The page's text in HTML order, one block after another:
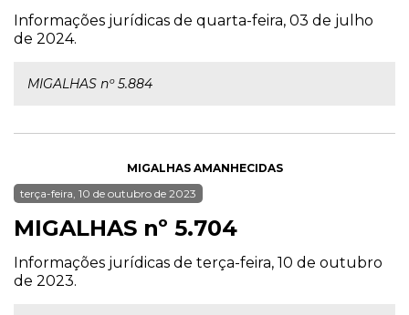
Informações jurídicas de quarta-feira, 03 de julho
de 2024.
MIGALHAS nº 5.884
MIGALHAS AMANHECIDAS
terça-feira, 10 de outubro de 2023
MIGALHAS nº 5.704
Informações jurídicas de terça-feira, 10 de outubro
de 2023.